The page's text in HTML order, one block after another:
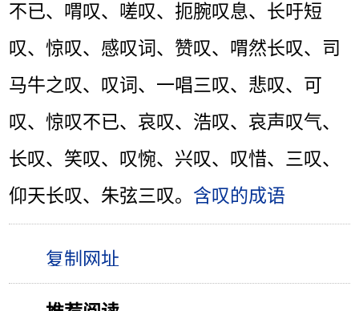
不已、喟叹、嗟叹、扼腕叹息、长吁短
叹、惊叹、感叹词、赞叹、喟然长叹、司
马牛之叹、叹词、一唱三叹、悲叹、可
叹、惊叹不已、哀叹、浩叹、哀声叹气、
长叹、笑叹、叹惋、兴叹、叹惜、三叹、
仰天长叹、朱弦三叹。 含叹的成语